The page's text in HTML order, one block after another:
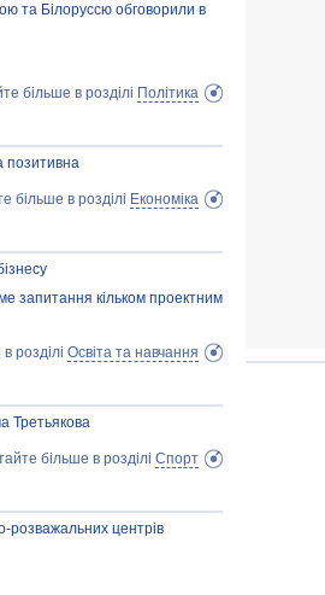
та Білоруссю обговорили в
більше в розділі Політика
позитивна
більше в розділі Економіка
запитання кільком проектним
розділі Освіта та навчання
Третьякова
більше в розділі Спорт
розважальних центрів